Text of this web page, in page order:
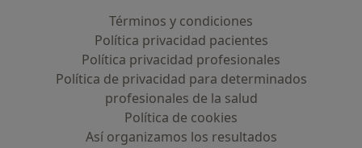
Términos y condiciones
Política privacidad pacientes
Política privacidad profesionales
Política de privacidad para determinados
profesionales de la salud
Política de cookies
Así organizamos los resultados